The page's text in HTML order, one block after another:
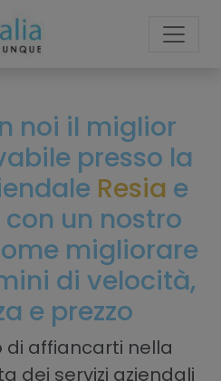
noi il miglior
presso la
Resia e
un nostro
migliorare
di velocità,
e prezzo
di affiancarti nella
dei servizi aziendali